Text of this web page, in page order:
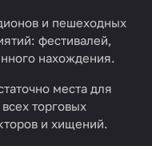
и пешеходных
фестивалей,
нахождения.
места для
торговых
и хищений.